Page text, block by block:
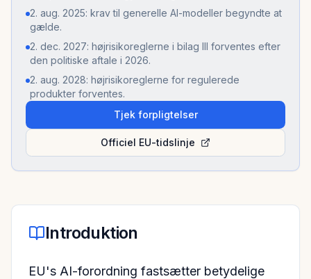
2. aug. 2025: krav til generelle AI-modeller begyndte at
gælde.
2. dec. 2027: højrisikoreglerne i bilag III forventes efter
den politiske aftale i 2026.
2. aug. 2028: højrisikoreglerne for regulerede
produkter forventes.
Tjek forpligtelser
Officiel EU-tidslinje
Introduktion
EU's AI-forordning fastsætter betydelige